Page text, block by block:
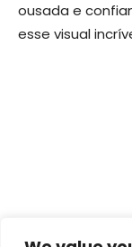
ousada e
esse visual